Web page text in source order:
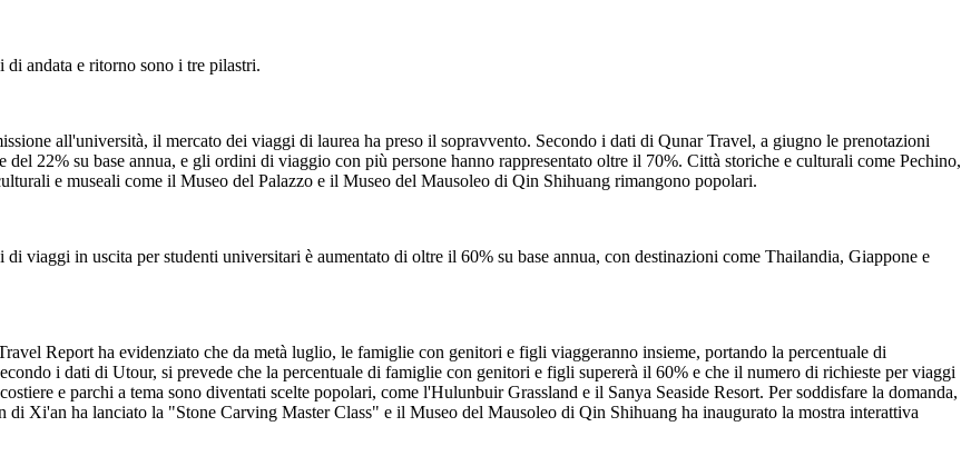
andata e ritorno sono i tre pilastri.
all'università, il mercato dei viaggi di laurea ha preso il sopravvento. Secondo i dati di Qunar Travel, a giugno le prenotazioni
del 22% su base annua, e gli ordini di viaggio con più persone hanno rappresentato oltre il 70%. Città storiche e culturali come Pechino,
e museali come il Museo del Palazzo e il Museo del Mausoleo di Qin Shihuang rimangono popolari.
viaggi in uscita per studenti universitari è aumentato di oltre il 60% su base annua, con destinazioni come Thailandia, Giappone e
Report ha evidenziato che da metà luglio, le famiglie con genitori e figli viaggeranno insieme, portando la percentuale di
i dati di Utour, si prevede che la percentuale di famiglie con genitori e figli supererà il 60% e che il numero di richieste per viaggi
e parchi a tema sono diventati scelte popolari, come l'Hulunbuir Grassland e il Sanya Seaside Resort. Per soddisfare la domanda,
Xi'an ha lanciato la "Stone Carving Master Class" e il Museo del Mausoleo di Qin Shihuang ha inaugurato la mostra interattiva